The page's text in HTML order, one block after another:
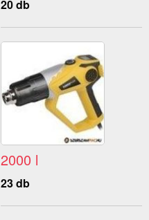
20 db
2000 l
23 db